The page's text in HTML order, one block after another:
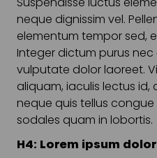
neque dignissim vel.
elementum tempor sed,
Integer dictum purus nec
vulputate dolor laoreet.
aliquam, iaculis lectus id,
neque quis tellus
sodales quam in lobortis.
H4: Lorem ipsum